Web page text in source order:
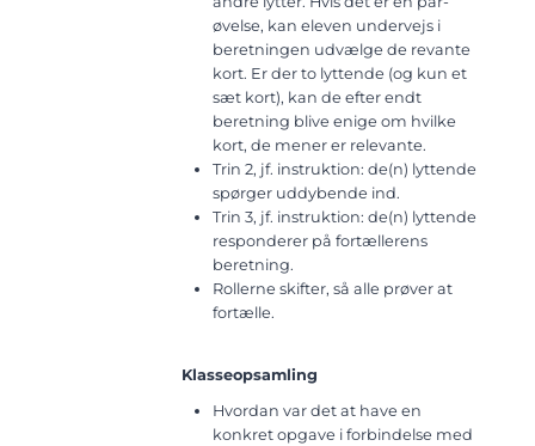
øvelse, kan eleven undervejs i
beretningen udvælge de revante
kort. Er der to lyttende (og kun et
sæt kort), kan de efter endt
beretning blive enige om hvilke
kort, de mener er relevante.
Trin 2, jf. instruktion: de(n) lyttende
spørger uddybende ind.
Trin 3, jf. instruktion: de(n) lyttende
responderer på fortællerens
beretning.
Rollerne skifter, så alle prøver at
fortælle.
Klasseopsamling
Hvordan var det at have en
konkret opgave i forbindelse med